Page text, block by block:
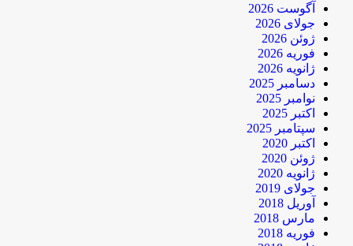
آگوست 2026
جولای 2026
ژوئن 2026
فوریه 2026
ژانویه 2026
دسامبر 2025
نوامبر 2025
اکتبر 2025
سپتامبر 2025
اکتبر 2020
ژوئن 2020
ژانویه 2020
جولای 2019
آوریل 2018
مارس 2018
فوریه 2018